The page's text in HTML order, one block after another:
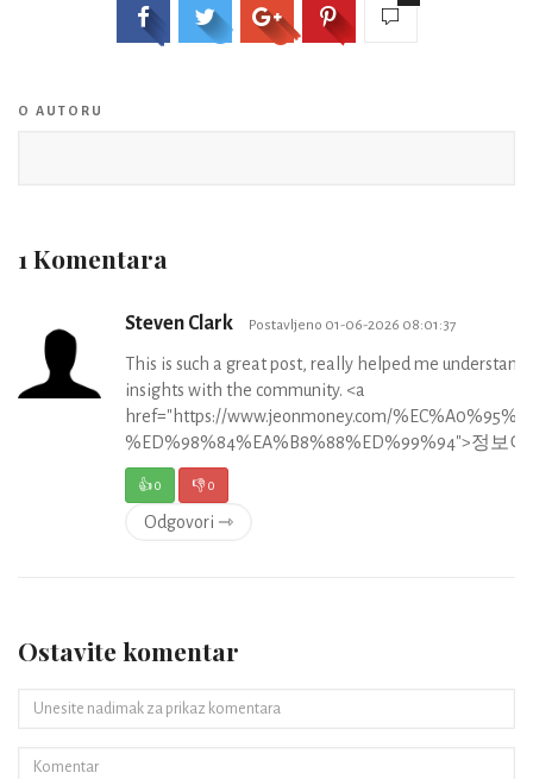
O AUTORU
1 Komentara
Steven Clark Postavljeno 01-06-2026 08:01:37
This is such a great post, really helped me
insights with the community. <a
href="https://www.jeonmoney.com/
%ED%98%84%EA%B8%88%ED%99%94">정보
👍0 👎0
Odgovori ⇾
Ostavite komentar